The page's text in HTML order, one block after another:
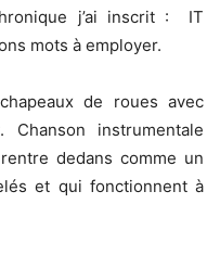
j’ai inscrit : IT
mots à employer.
de roues avec
. Chanson instrumentale
dedans comme un
et qui fonctionnent à